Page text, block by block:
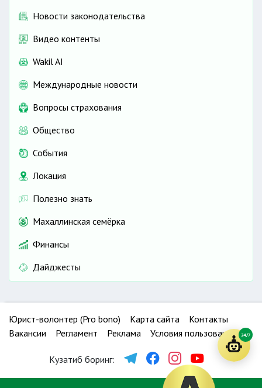
Новости законодательства
Видео контенты
Wakil AI
Международные новости
Вопросы страхования
Общество
События
Локация
Полезно знать
Махаллинская семёрка
Финансы
Дайджесты
Юрист-волонтер (Pro bono) Карта сайта
Контакты
Вакансии
Регламент Реклама Условия пользования
Кузатиб боринг:
24/7